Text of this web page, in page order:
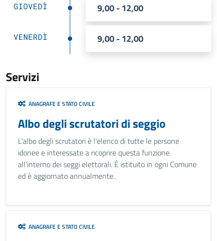
GIOVEDÌ 9,00 - 12,00
VENERDÌ 9,00 - 12,00
Servizi
ANAGRAFE E STATO CIVILE
Albo degli scrutatori di seggio
L'albo degli scrutatori è l'elenco di tutte le persone
idonee e interessate a ricoprire questa funzione
all'interno dei seggi elettorali. È istituito in ogni Comune
ed è aggiornato annualmente.
ANAGRAFE E STATO CIVILE